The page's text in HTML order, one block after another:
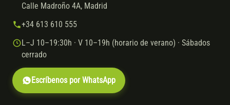
Calle Madroño 4A, Madrid
+34 613 610 555
L–J 10–19:30h · V 10–19h (horario de verano) · Sábados
cerrado
Escríbenos por WhatsApp